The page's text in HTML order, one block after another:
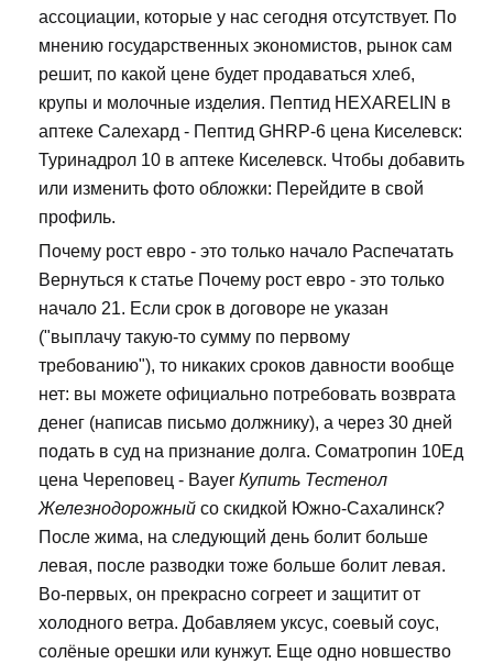
ассоциации, которые у нас сегодня отсутствует. По
мнению государственных экономистов, рынок сам
решит, по какой цене будет продаваться хлеб,
крупы и молочные изделия. Пептид HEXARELIN в
аптеке Салехард - Пептид GHRP-6 цена Киселевск:
Туринадрол 10 в аптеке Киселевск. Чтобы добавить
или изменить фото обложки: Перейдите в свой
профиль.
Почему рост евро - это только начало Распечатать
Вернуться к статье Почему рост евро - это только
начало 21. Если срок в договоре не указан
("выплачу такую-то сумму по первому
требованию"), то никаких сроков давности вообще
нет: вы можете официально потребовать возврата
денег (написав письмо должнику), а через 30 дней
подать в суд на признание долга. Cоматропин 10Ед
цена Череповец - Bayer Купить Тестенол
Железнодорожный со скидкой Южно-Сахалинск?
После жима, на следующий день болит больше
левая, после разводки тоже больше болит левая.
Во-первых, он прекрасно согреет и защитит от
холодного ветра. Добавляем уксус, соевый соус,
солёные орешки или кунжут. Еще одно новшество